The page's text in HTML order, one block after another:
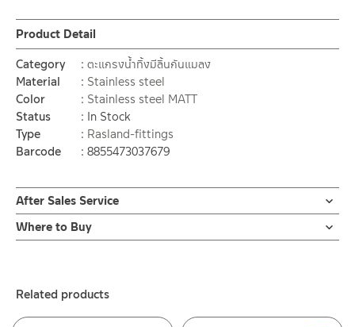
Product Detail
Category
ตะแกรงน้ำทิ้งมีลิ้นกันแมลง
Material
Stainless steel
Color
Stainless steel MATT
Status
In Stock
Type
Rasland-fittings
Barcode
8855473037679
After Sales Service
Online Platform
– Email: contact@charnpaiboon.com
Where to Buy
– Shopee
–Lazada
Related products